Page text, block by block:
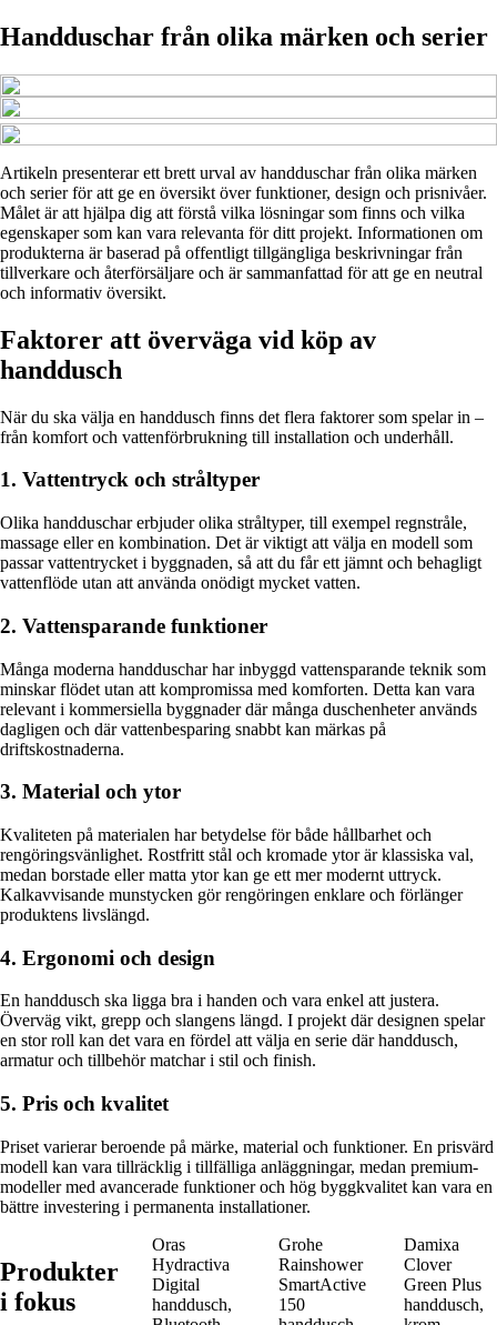
Handduschar från olika märken och serier
Artikeln presenterar ett brett urval av handduschar från olika märken
och serier för att ge en översikt över funktioner, design och prisnivåer.
Målet är att hjälpa dig att förstå vilka lösningar som finns och vilka
egenskaper som kan vara relevanta för ditt projekt. Informationen om
produkterna är baserad på offentligt tillgängliga beskrivningar från
tillverkare och återförsäljare och är sammanfattad för att ge en neutral
och informativ översikt.
Faktorer att överväga vid köp av
handdusch
När du ska välja en handdusch finns det flera faktorer som spelar in –
från komfort och vattenförbrukning till installation och underhåll.
1. Vattentryck och stråltyper
Olika handduschar erbjuder olika stråltyper, till exempel regnstråle,
massage eller en kombination. Det är viktigt att välja en modell som
passar vattentrycket i byggnaden, så att du får ett jämnt och behagligt
vattenflöde utan att använda onödigt mycket vatten.
2. Vattensparande funktioner
Många moderna handduschar har inbyggd vattensparande teknik som
minskar flödet utan att kompromissa med komforten. Detta kan vara
relevant i kommersiella byggnader där många duschenheter används
dagligen och där vattenbesparing snabbt kan märkas på
driftskostnaderna.
3. Material och ytor
Kvaliteten på materialen har betydelse för både hållbarhet och
rengöringsvänlighet. Rostfritt stål och kromade ytor är klassiska val,
medan borstade eller matta ytor kan ge ett mer modernt uttryck.
Kalkavvisande munstycken gör rengöringen enklare och förlänger
produktens livslängd.
4. Ergonomi och design
En handdusch ska ligga bra i handen och vara enkel att justera.
Överväg vikt, grepp och slangens längd. I projekt där designen spelar
en stor roll kan det vara en fördel att välja en serie där handdusch,
armatur och tillbehör matchar i stil och finish.
5. Pris och kvalitet
Priset varierar beroende på märke, material och funktioner. En prisvärd
modell kan vara tillräcklig i tillfälliga anläggningar, medan premium-
modeller med avancerade funktioner och hög byggkvalitet kan vara en
bättre investering i permanenta installationer.
Produkter
i fokus
Oras
Hydractiva
Digital
handdusch,
Grohe
Rainshower
SmartActive
150
Damixa
Clover
Green Plus
handdusch,